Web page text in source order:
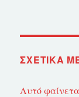
ΣΧΕΤΙΚΆ
Αυτό